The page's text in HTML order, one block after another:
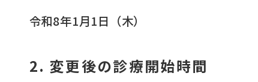
令和8年1月1日（木）
2. 変更後の診療開始時間